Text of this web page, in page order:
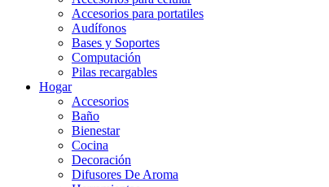
Accesorios para portatiles
Audífonos
Bases y Soportes
Computación
Pilas recargables
Hogar
Accesorios
Baño
Bienestar
Cocina
Decoración
Difusores De Aroma